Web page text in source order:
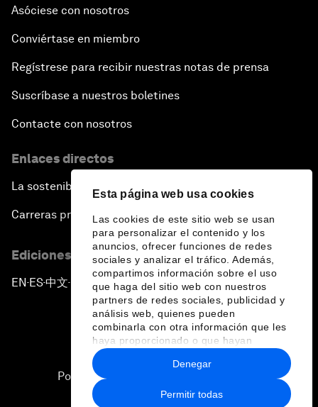
Esta página web usa cookies
Las cookies de este sitio web se usan
para personalizar el contenido y los
anuncios, ofrecer funciones de redes
sociales y analizar el tráfico. Además,
compartimos información sobre el uso
que haga del sitio web con nuestros
partners de redes sociales, publicidad y
análisis web, quienes pueden
combinarla con otra información que les
haya proporcionado o que hayan
recopilado a partir del uso que haya
hecho de sus servicios.
Permitir todas
Denegar
Asóciese con nosotros
Conviértase en miembro
Regístrese para recibir nuestras notas de prensa
Suscríbase a nuestros boletines
Contacte con nosotros
Enlaces directos
La sostenibilidad en el Foro
Carreras profesionales
Ediciones en otros idiomas
EN ▪ES▪中文▪ 日本語
Política de privacidad y normas de uso
Sitemap